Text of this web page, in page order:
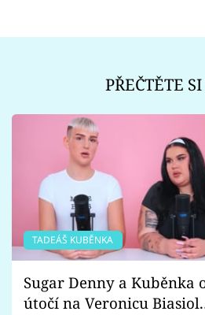
PŘEČTĚTE
TADEÁŠ KUBĚNKA
Sugar Denny a Kuběnka
útočí na Veronicu Biasiol.